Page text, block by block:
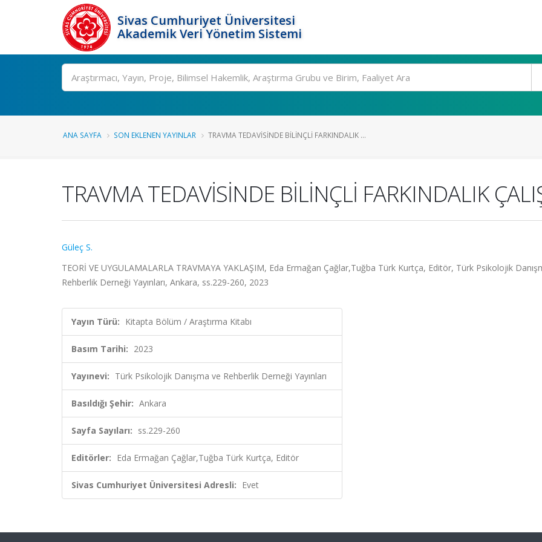
Sivas Cumhuriyet Üniversitesi
Akademik Veri Yönetim Sistemi
Ara
ANA SAYFA SON EKLENEN YAYINLAR TRAVMA TEDAVİSİNDE BİLİNÇLİ FARKINDALIK ...
TRAVMA TEDAVİSİNDE BİLİNÇLİ FARKINDALIK
Güleç S.
TEORİ VE UYGULAMALARLA TRAVMAYA YAKLAŞIM, Eda Ermağan Çağlar,Tuğba Türk Kurtça, Editör, Türk Psikolojik
Rehberlik Derneği Yayınları, Ankara, ss.229-260, 2023
Yayın Türü: Kitapta Bölüm / Araştırma Kitabı
Basım Tarihi: 2023
Yayınevi: Türk Psikolojik Danışma ve Rehberlik Derneği Yayınları
Basıldığı Şehir: Ankara
Sayfa Sayıları: ss.229-260
Editörler: Eda Ermağan Çağlar,Tuğba Türk Kurtça, Editör
Sivas Cumhuriyet Üniversitesi Adresli: Evet